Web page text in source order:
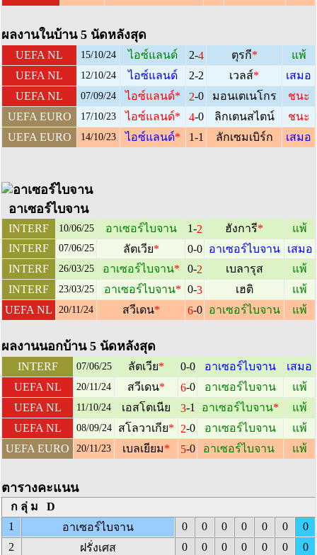
ผลงานในบ้าน 5 นัดหลังสุด
UEFA NL 15/10/24 ไอซ์แลนด์ 2-4 ตุรกี*
แพ้
UEFA NL
12/10/24 ไอซ์แลนด์ 2-2 เวลส์*
เสมอ
UEFA NL
07/09/24 ไอซ์แลนด์* 2-0 มอนเตเนโกร
ชนะ
UEFA EURO
17/10/23 ไอซ์แลนด์* 4-0 ลิกเตนสไตน์
ชนะ
UEFA EURO
14/10/23 ไอซ์แลนด์* 1-1 ลักเซมเบิร์ก เสมอ
อาเซอร์ไบจาน
INTERF 10/06/25 อาเซอร์ไบจาน 1-2 ฮังการี*
แพ้
INTERF
07/06/25 ลัตเวีย* 0-0 อาเซอร์ไบจาน
เสมอ
INTERF
26/03/25 อาเซอร์ไบจาน* 0-2 เบลารุส
แพ้
INTERF
23/03/25 อาเซอร์ไบจาน* 0-3 เฮติ
แพ้
UEFA NL
20/11/24 สวีเดน* 6-0 อาเซอร์ไบจาน แพ้
ผลงานนอกบ้าน 5 นัดหลังสุด
INTERF 07/06/25 ลัตเวีย* 0-0 อาเซอร์ไบจาน
เสมอ
UEFA NL
20/11/24 สวีเดน* 6-0 อาเซอร์ไบจาน
แพ้
UEFA NL
11/10/24 เอสโตเนีย 3-1 อาเซอร์ไบจาน*
แพ้
UEFA NL
08/09/24 สโลวาเกีย* 2-0 อาเซอร์ไบจาน
แพ้
UEFA EURO
20/11/23 เบลเยียม* 5-0 อาเซอร์ไบจาน แพ้
ตารางคะแนน
กลุ่ม D
1
อาเซอร์ไบจาน 0 0 0 0 0 0
0
2
ฝรั่งเศส 0 0 0 0 0 0
0